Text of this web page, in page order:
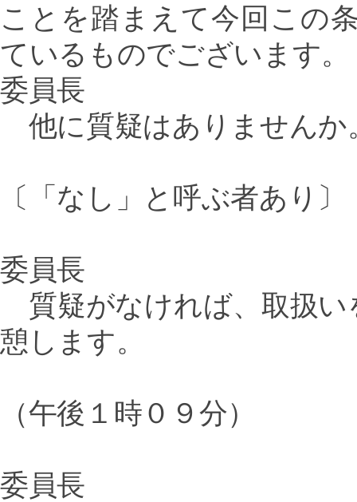
ことを踏まえて今回この
ているものでございます。
委員長
他に質疑はありませんか
〔「なし」と呼ぶ者あり〕
委員長
質疑がなければ、取扱い
憩します。
（午後１時０９分）
委員長